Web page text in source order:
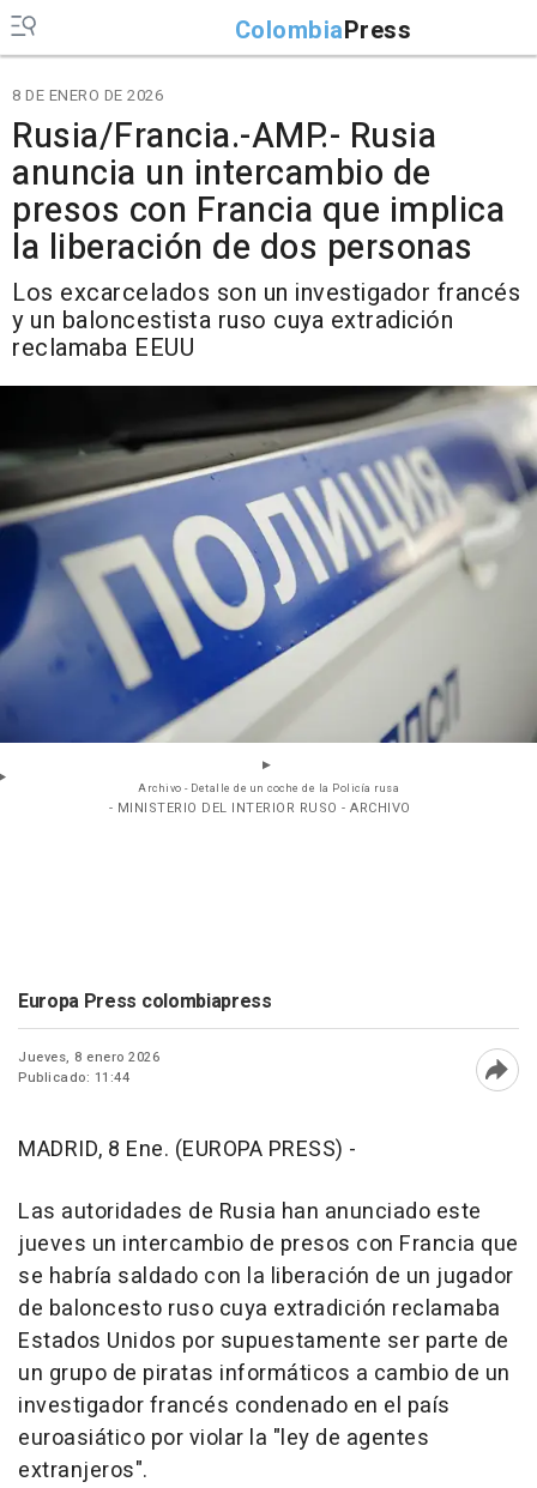
ColombiaPress
8 DE ENERO DE 2026
Rusia/Francia.-AMP.- Rusia
anuncia un intercambio de
presos con Francia que implica
la liberación de dos personas
Los excarcelados son un investigador francés
y un baloncestista ruso cuya extradición
reclamaba EEUU
Archivo - Detalle de un coche de la Policía rusa
- MINISTERIO DEL INTERIOR RUSO - ARCHIVO
Europa Press colombiapress
Jueves, 8 enero 2026
Publicado: 11:44
MADRID, 8 Ene. (EUROPA PRESS) -
Las autoridades de Rusia han anunciado este
jueves un intercambio de presos con Francia que
se habría saldado con la liberación de un jugador
de baloncesto ruso cuya extradición reclamaba
Estados Unidos por supuestamente ser parte de
un grupo de piratas informáticos a cambio de un
investigador francés condenado en el país
euroasiático por violar la "ley de agentes
extranjeros".